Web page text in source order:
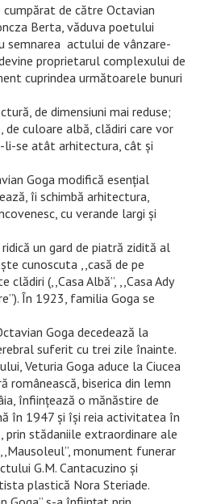
de către Octavian
Berta, văduva poetului
semnarea actului de vânzare-
proprietarul complexului de
cuprindea următoarele bunuri
de dimensiuni mai reduse;
culoare albă, clădiri care vor
se atât arhitectura, cât şi
Goga modifică esenţial
îi schimbă arhitectura,
cu verande largi şi
un gard de piatră zidită al
cunoscuta ,,casă de pe
clădiri (,,Casa Albă”, ,,Casa Ady
În 1923, familia Goga se
Goga decedează la
suferit cu trei zile înainte.
Veturia Goga aduce la Ciucea
românească, biserica din lemn
înfiinţează o mănăstire de
în 1947 şi îşi reia activitatea în
stădaniile extraordinare ale
monument funerar
G.M. Cantacuzino şi
plastică Nora Steriade.